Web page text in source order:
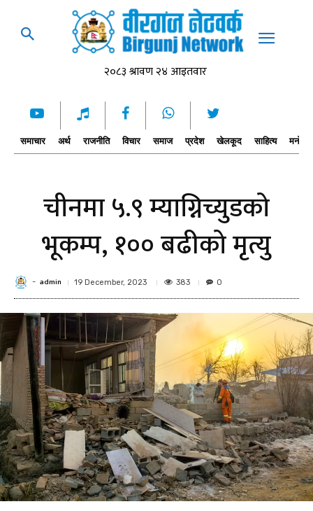
समाचार अर्थ राजनीति विचार समाज प्रदेश खेलकूद साहित्य
चीनमा ५.९ म्याग्निच्युडको
भूकम्प, १०० बढीको मृत्यु
- admin 19 December, 2023 383 0